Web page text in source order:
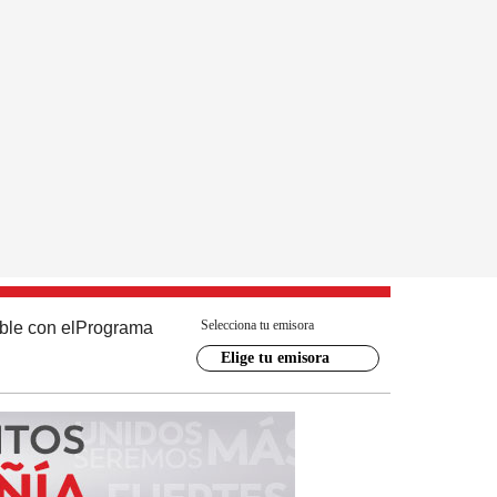
con el Programa Selecciona tu emisora
Elige tu emisora